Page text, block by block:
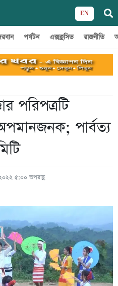
EN
পর্যটন এক্সক্লুসিভ রাজনীতি
পরিপত্রটি
পার্বত্য
৫:০০ অপরাহ্ণ